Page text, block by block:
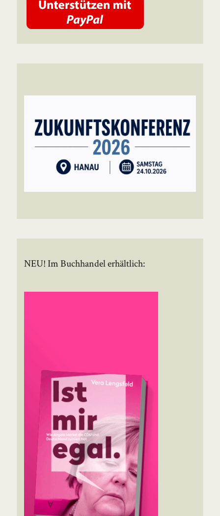
NEU! Im Buchhandel erhältlich: